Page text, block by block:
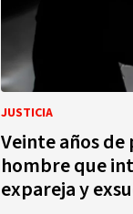
JUSTICIA
Veinte años
hombre que
expareja y